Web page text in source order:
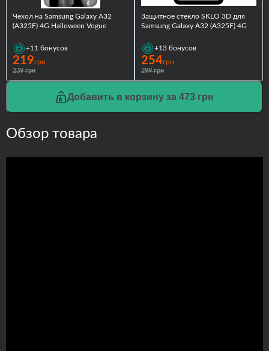
Чехол на Samsung Galaxy A32
(A325F) 4G Halloween Vogue
+11 бонусов
219грн
239 грн
Защитное стекло SKLO 3D для
Samsung Galaxy A32 (A325F) 4G
+13 бонусов
254грн
299 грн
Добавить в корзину за 473 грн
Обзор товара